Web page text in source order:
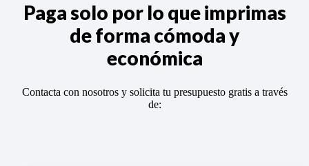
Paga solo por lo que imprimas
de forma cómoda y
económica
Contacta con nosotros y solicita tu presupuesto gratis a través
de: